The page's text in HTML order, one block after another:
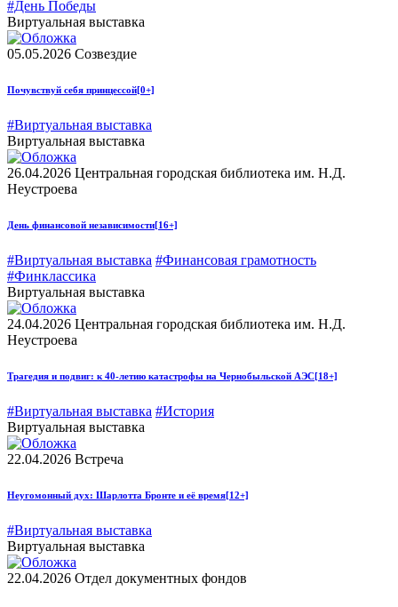
#День Победы
Виртуальная выставка
05.05.2026 Созвездие
Почувствуй себя принцессой[0+]
#Виртуальная выставка
Виртуальная выставка
26.04.2026 Центральная городская библиотека им. Н.Д.
Неустроева
День финансовой независимости[16+]
#Виртуальная выставка #Финансовая грамотность
#Финклассика
Виртуальная выставка
24.04.2026 Центральная городская библиотека им. Н.Д.
Неустроева
Трагедия и подвиг: к 40-летию катастрофы на Чернобыльской АЭС[18+]
#Виртуальная выставка #История
Виртуальная выставка
22.04.2026 Встреча
Неугомонный дух: Шарлотта Бронте и её время[12+]
#Виртуальная выставка
Виртуальная выставка
22.04.2026 Отдел документных фондов